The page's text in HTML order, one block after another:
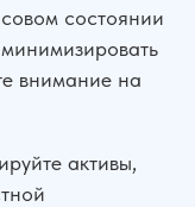
состоянии
внимание на
активы,